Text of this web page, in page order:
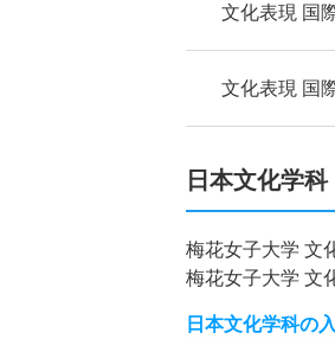
文化表現 国
文化表現 国
日本文化学科
梅花女子大学 文
梅花女子大学 文
日本文化学科の